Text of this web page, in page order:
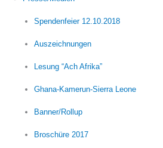
Spendenfeier 12.10.2018
Auszeichnungen
Lesung “Ach Afrika”
Ghana-Kamerun-Sierra Leone
Banner/Rollup
Broschüre 2017